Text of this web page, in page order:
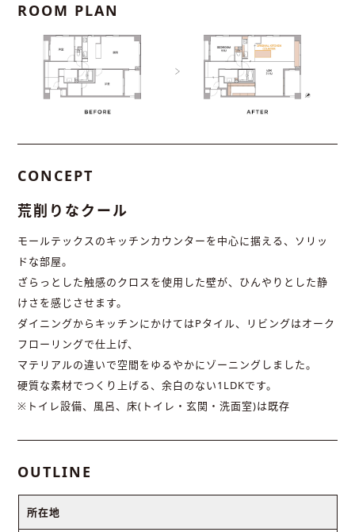
ROOM PLAN
CONCEPT
荒削りなクール
モールテックスのキッチンカウンターを中心に据える、ソリッ
ドな部屋。
ざらっとした触感のクロスを使用した壁が、ひんやりとした静
けさを感じさせます。
ダイニングからキッチンにかけてはPタイル、リビングはオーク
フローリングで仕上げ、
マテリアルの違いで空間をゆるやかにゾーニングしました。
硬質な素材でつくり上げる、余白のない1LDKです。
※トイレ設備、風呂、床(トイレ・玄関・洗面室)は既存
OUTLINE
所在地